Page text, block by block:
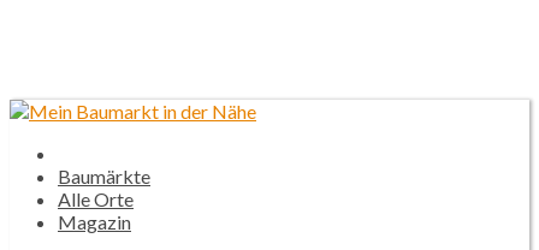
Baumärkte
Alle Orte
Magazin